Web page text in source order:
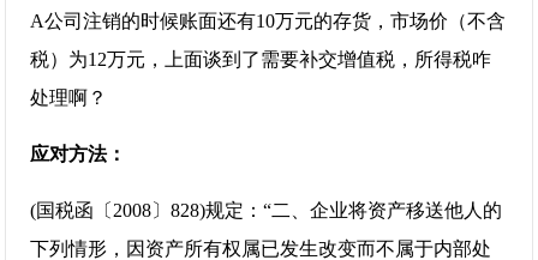
A公司注销的时候账面还有10万元的存货，市场价（不含
税）为12万元，上面谈到了需要补交增值税，所得税咋
处理啊？
应对方法：
(国税函〔2008〕828)规定：“二、企业将资产移送他人的
下列情形，因资产所有权属已发生改变而不属于内部处